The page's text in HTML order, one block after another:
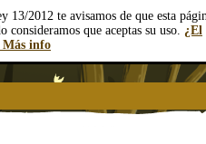
2012 te avisamos de que esta
consideramos que aceptas su uso. ¿El
Más info